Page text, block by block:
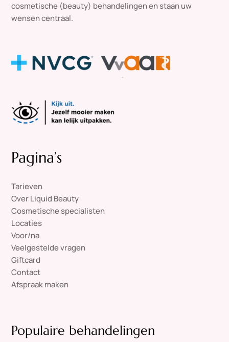
cosmetische (beauty) behandelingen en staan uw
wensen centraal.
Pagina’s
Tarieven
Over Liquid Beauty
Cosmetische specialisten
Locaties
Voor/na
Veelgestelde vragen
Giftcard
Contact
Afspraak maken
Populaire behandelingen